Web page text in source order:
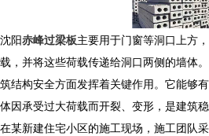
沈阳赤峰过梁板主要用于门窗等洞口上方
载，并将这些荷载传递给洞口两侧的墙体
筑结构安全方面发挥着关键作用。它能够
体因承受过大荷载而开裂、变形，是建筑稳
在某新建住宅小区的施工现场，施工团队